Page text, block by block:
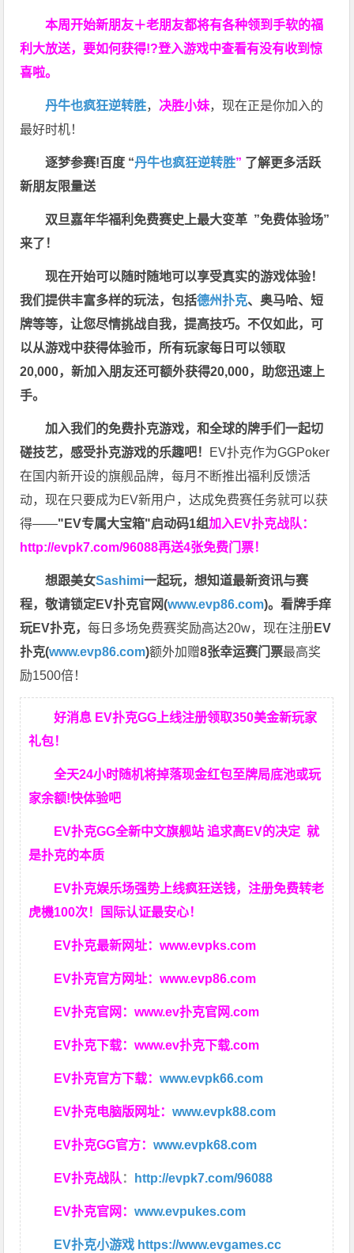
本周开始新朋友＋老朋友都将有各种领到手软的福
利大放送，要如何获得!?登入游戏中查看有没有收到惊
喜啦。
丹牛也疯狂逆转胜， 决胜小妹，现在正是你加入的
最好时机！
逐梦参赛!百度 “丹牛也疯狂逆转胜” 了解更多活跃
新朋友限量送
双旦嘉年华福利免费赛史上最大变革 ”免费体验场”
来了！
现在开始可以随时随地可以享受真实的游戏体验！
我们提供丰富多样的玩法，包括德州扑克、奥马哈、短
牌等等，让您尽情挑战自我，提高技巧。不仅如此， 可
以从游戏中获得体验币，所有玩家每日可以领取
20,000，新加入朋友还可额外获得20,000，助您迅速上
手。
加入我们的免费扑克游戏，和全球的牌手们一起切
磋技艺，感受扑克游戏的乐趣吧！ EV扑克作为GGPoker
在国内新开设的旗舰品牌，每月不断推出福利反馈活
动，现在只要成为EV新用户，达成免费赛任务就可以获
得——"EV专属大宝箱"启动码1组加入EV扑克战队：
http://evpk7.com/96088再送4张免费门票！
想跟美女Sashimi一起玩，想知道最新资讯与赛
程，敬请锁定EV扑克官网(www.evp86.com)。看牌手痒
玩EV扑克，每日多场免费赛奖励高达20w，现在注册EV
扑克(www.evp86.com)额外加赠8张幸运赛门票最高奖
励1500倍！
好消息 EV扑克GG上线注册领取350美金新玩家
礼包！
全天24小时随机将掉落现金红包至牌局底池或玩
家余额!快体验吧
EV扑克GG全新中文旗舰站 追求高EV的决定就
是扑克的本质
EV扑克娱乐场强势上线疯狂送钱，注册免费转老
虎機100次！国际认证最安心！
EV扑克最新网址：www.evpks.com
EV扑克官方网址：www.evp86.com
EV扑克官网：www.ev扑克官网.com
EV扑克下载：www.ev扑克下载.com
EV扑克官方下载：www.evpk66.com
EV扑克电脑版网址：www.evpk88.com
EV扑克GG官方：www.evpk68.com
EV扑克战队 ： http://evpk7.com/96088
EV扑克官网：www.evpukes.com
EV扑克小游戏 https://www.evgames.cc